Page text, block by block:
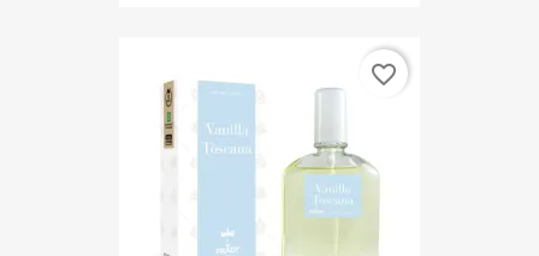
favorite_border